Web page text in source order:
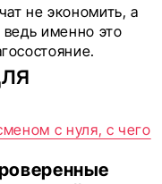
не экономить, а
именно это
с нуля, с чего